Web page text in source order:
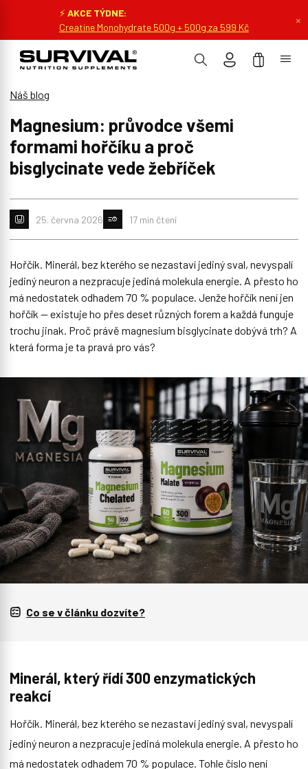
⚡AKCE TÝDNE:
Creatine Monohydrate 500g + 500g za 599 Kč
×
Náš blog
Magnesium: průvodce všemi
formami hořčíku a proč
bisglycinate vede žebříček
25. června 2026 17 min čtení
Hořčík. Minerál, bez kterého se nezastaví jediný sval, nevyspalí
jediný neuron a nezpracuje jediná molekula energie. A přesto ho
má nedostatek odhadem 70 % populace. Jenže hořčík není jen
hořčík — existuje ho přes deset různých forem a každá funguje
trochu jinak. Proč právě magnesium bisglycinate dobývá trh? A
která forma je ta pravá pro vás?
Co se v článku dozvíte?
Minerál, který řídí 300 enzymatických
reakcí
Hořčík. Minerál, bez kterého se nezastaví jediný sval, nevyspalí
jediný neuron a nezpracuje jediná molekula energie. A přesto ho
má nedostatek odhadem 70 % populace. Tohle číslo není